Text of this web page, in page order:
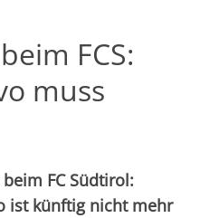
FCS:
muss
FC Südtirol:
ist künftig nicht mehr